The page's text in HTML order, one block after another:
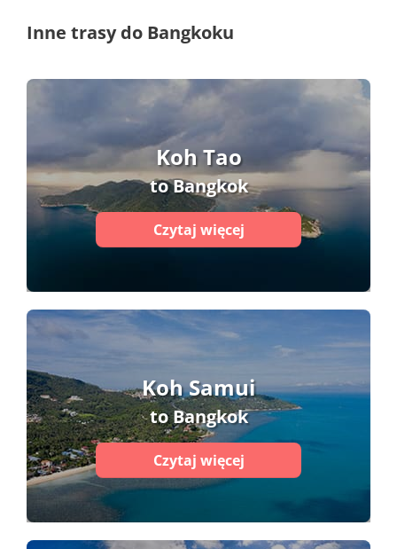
Inne trasy do Bangkoku
Koh Tao
to Bangkok
Czytaj więcej
Koh Samui
to Bangkok
Czytaj więcej